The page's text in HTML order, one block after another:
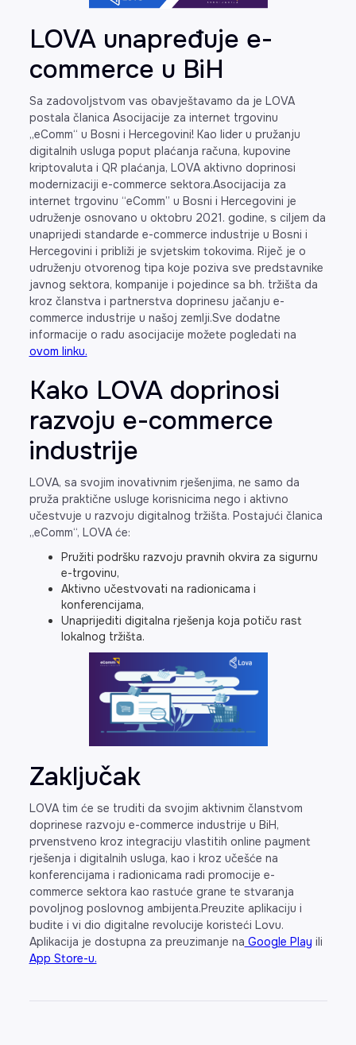
LOVA unapređuje e-
commerce u BiH
Sa zadovoljstvom vas obavještavamo da je LOVA
postala članica Asocijacije za internet trgovinu
„eComm“ u Bosni i Hercegovini! Kao lider u pružanju
digitalnih usluga poput plaćanja računa, kupovine
kriptovaluta i QR plaćanja, LOVA aktivno doprinosi
modernizaciji e-commerce sektora.Asocijacija za
internet trgovinu “eComm” u Bosni i Hercegovini je
udruženje osnovano u oktobru 2021. godine, s ciljem da
unaprijedi standarde e-commerce industrije u Bosni i
Hercegovini i približi je svjetskim tokovima. Riječ je o
udruženju otvorenog tipa koje poziva sve predstavnike
javnog sektora, kompanije i pojedince sa bh. tržišta da
kroz članstva i partnerstva doprinesu jačanju e-
commerce industrije u našoj zemlji.Sve dodatne
informacije o radu asocijacije možete pogledati na
ovom linku.
Kako LOVA doprinosi
razvoju e-commerce
industrije
LOVA, sa svojim inovativnim rješenjima, ne samo da
pruža praktične usluge korisnicima nego i aktivno
učestvuje u razvoju digitalnog tržišta. Postajući članica
„eComm“, LOVA će:
Pružiti podršku razvoju pravnih okvira za sigurnu
e-trgovinu,
Aktivno učestvovati na radionicama i
konferencijama,
Unaprijediti digitalna rješenja koja potiču rast
lokalnog tržišta.
Zaključak
LOVA tim će se truditi da svojim aktivnim članstvom
doprinese razvoju e-commerce industrije u BiH,
prvenstveno kroz integraciju vlastitih online payment
rješenja i digitalnih usluga, kao i kroz učešće na
konferencijama i radionicama radi promocije e-
commerce sektora kao rastuće grane te stvaranja
povoljnog poslovnog ambijenta.Preuzite aplikaciju i
budite i vi dio digitalne revolucije koristeći Lovu.
Aplikacija je dostupna za preuzimanje na Google Play ili
App Store-u.